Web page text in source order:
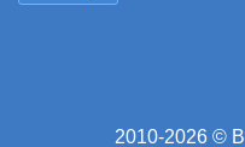
2010-2026 ©